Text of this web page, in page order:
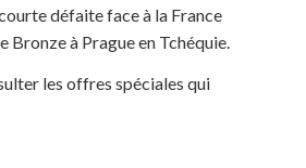
défaite face à la France
Bronze à Prague en Tchéquie.
les offres spéciales qui